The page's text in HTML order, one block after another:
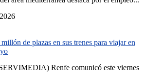
de plazas en sus trenes para viajar en
Renfe comunicó este viernes